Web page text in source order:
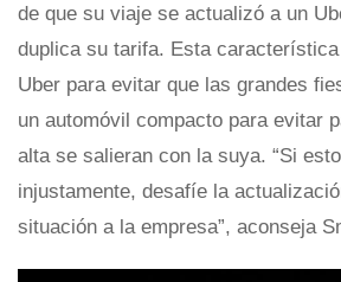
de que su viaje se actualizó a un
duplica su tarifa. Esta
Uber para evitar que las grandes
un automóvil compacto para evitar
alta se salieran con la suya. “Si
injustamente, desafíe la
situación a la empresa”, aconseja